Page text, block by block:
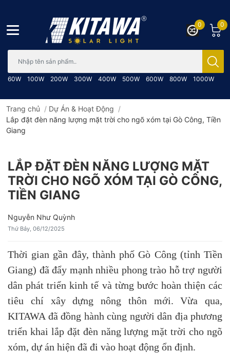
60W 100W 200W 300W 400W 500W 600W 800W 1000W
0
0
Trang chủ / Dự Án & Hoạt Động /
Lắp đặt đèn năng lượng mặt trời cho ngõ xóm tại Gò Công, Tiền
Giang
LẮP ĐẶT ĐÈN NĂNG LƯỢNG MẶT
TRỜI CHO NGÕ XÓM TẠI GÒ CÔNG,
TIỀN GIANG
Nguyễn Như Quỳnh
Thứ Bảy, 06/12/2025
Thời gian gần đây, thành phố Gò Công (tỉnh Tiền
Giang) đã đẩy mạnh nhiều phong trào hỗ trợ người
dân phát triển kinh tế và từng bước hoàn thiện các
tiêu chí xây dựng nông thôn mới. Vừa qua,
KITAWA đã đồng hành cùng người dân địa phương
triển khai lắp đặt đèn năng lượng mặt trời cho ngõ
xóm, dự án hiện đã đi vào hoạt động ổn định.